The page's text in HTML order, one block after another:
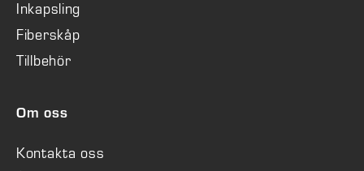
Inkapsling
Fiberskåp
Tillbehör
Om oss
Kontakta oss